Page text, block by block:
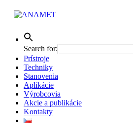
Search for:
Prístroje
Techniky
Stanovenia
Aplikácie
Výrobcovia
Akcie a publikácie
Kontakty